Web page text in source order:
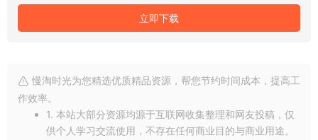
立即下载
慢淘时光为您精选优质精品资源，帮您节约时间成本，提高工
作效率。
1. 本站大部分资源均源于互联网收集整理和网友投稿，仅
供个人学习交流使用，不存在任何商业目的与商业用途。